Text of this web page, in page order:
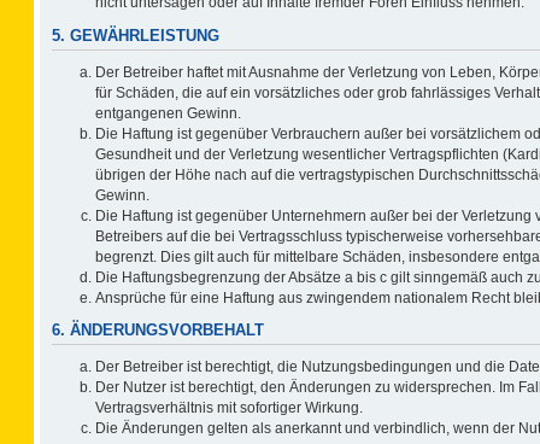
5. GEWÄHRLEISTUNG
Der Betreiber haftet mit Ausnahme der Verletzung von Leben,
für Schäden, die auf ein vorsätzliches oder grob fahrlässiges
entgangenen Gewinn.
Die Haftung ist gegenüber Verbrauchern außer bei vorsätzlichem
Gesundheit und der Verletzung wesentlicher Vertragspflichten
übrigen der Höhe nach auf die vertragstypischen
Gewinn.
Die Haftung ist gegenüber Unternehmern außer bei der
Betreibers auf die bei Vertragsschluss typischerweise
begrenzt. Dies gilt auch für mittelbare Schäden, insbesondere
Die Haftungsbegrenzung der Absätze a bis c gilt sinngemäß auch
Ansprüche für eine Haftung aus zwingendem nationalem Recht
6. ÄNDERUNGSVORBEHALT
Der Betreiber ist berechtigt, die Nutzungsbedingungen und die
Der Nutzer ist berechtigt, den Änderungen zu widersprechen. Im
Vertragsverhältnis mit sofortiger Wirkung.
Die Änderungen gelten als anerkannt und verbindlich, wenn der